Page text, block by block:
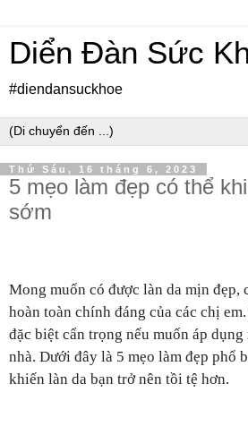
Diển Đàn Sức
#diendansuckhoe
Thứ Sáu, 16 tháng 6, 2023
5 mẹo làm đẹp có thể
sớm
Mong muốn có được làn da mịn đẹp,
hoàn toàn chính đáng của các chị
đặc biệt cẩn trọng nếu muốn áp
nhà. Dưới đây là 5 mẹo làm đẹp phổ
khiến làn da bạn trở nên tồi tệ hơn.